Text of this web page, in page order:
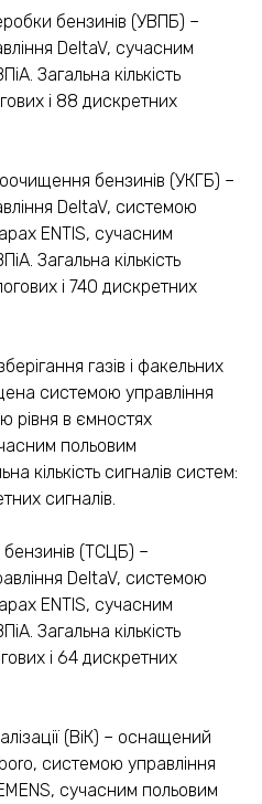
бензинів (УВПБ) –
DeltaV, сучасним
Загальна кількість
і 88 дискретних
бензинів (УКГБ) –
DeltaV, системою
ENTIS, сучасним
Загальна кількість
і 740 дискретних
газів і факельних
системою управління
рівня в ємностях
польовим
кількість сигналів систем:
сигналів.
(ТСЦБ) –
DeltaV, системою
ENTIS, сучасним
Загальна кількість
і 64 дискретних
(ВіК) – оснащений
системою управління
сучасним польовим